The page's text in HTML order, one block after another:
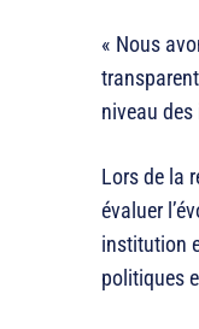
« Nous
niveau
Lors de la
évaluer
institution
politiques